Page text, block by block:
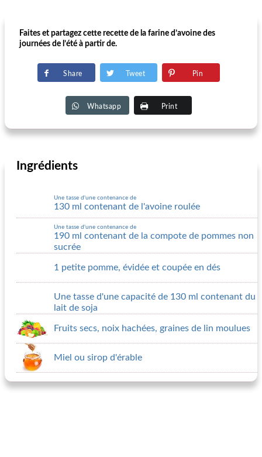
Faites et partagez cette recette de la farine d’avoine des
journées de l’été à partir de.
Share Tweet Pin
Whatsapp Print
Ingrédients
Une tasse d'une contenance de
130 ml contenant de l'avoine roulée
Une tasse d'une contenance de
190 ml contenant de la compote de pommes non
sucrée
1 petite pomme, évidée et coupée en dés
Une tasse d'une capacité de 130 ml contenant du
lait de soja
Fruits secs, noix hachées, graines de lin moulues
Miel ou sirop d'érable